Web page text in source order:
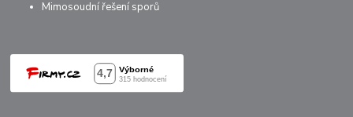
Mimosoudní řešení sporů